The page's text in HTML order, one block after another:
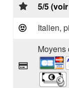
5/5
Italien,
Moyens